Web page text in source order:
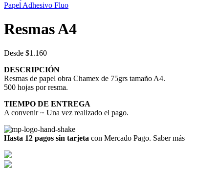
Papel Adhesivo Fluo
Resmas A4
Desde $1.160
DESCRIPCIÓN
Resmas de papel obra Chamex de 75grs tamaño A4.
500 hojas por resma.
TIEMPO DE ENTREGA
A convenir ~ Una vez realizado el pago.
Hasta 12 pagos sin tarjeta con Mercado Pago. Saber más